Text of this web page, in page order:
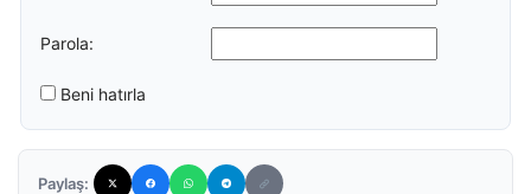
Parola:
Beni hatırla
Paylaş: